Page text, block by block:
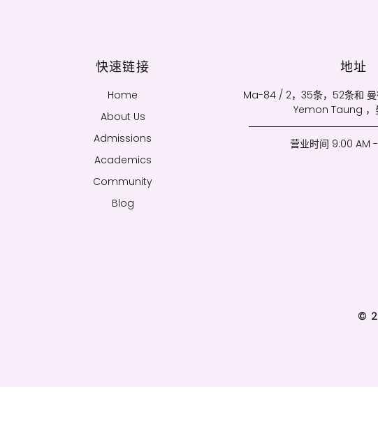
快速链接
Home
About Us
Admissions
Academics
Community
Blog
地址
Ma-84 / 2，35条，52条和 曼
Yemon Taung ，
营业时间 9:00 AM
©